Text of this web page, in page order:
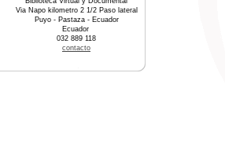
Via Napo kilometro 2 1/2 Paso lateral
Puyo - Pastaza - Ecuador
Ecuador
032 889 118
contacto